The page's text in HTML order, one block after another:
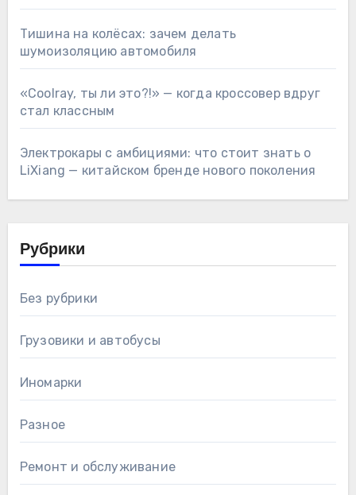
Тишина на колёсах: зачем делать
шумоизоляцию автомобиля
«Coolray, ты ли это?!» — когда кроссовер вдруг
стал классным
Электрокары с амбициями: что стоит знать о
LiXiang — китайском бренде нового поколения
Рубрики
Без рубрики
Грузовики и автобусы
Иномарки
Разное
Ремонт и обслуживание